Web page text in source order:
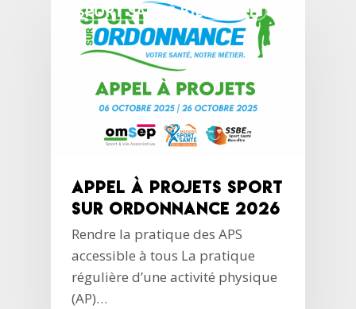
SPORT SANTÉ BIEN-ÊTRE
Appel à projets Sport
sur Ordonnance 2026
Rendre la pratique des APS
accessible à tous La pratique
régulière d’une activité physique
(AP)…